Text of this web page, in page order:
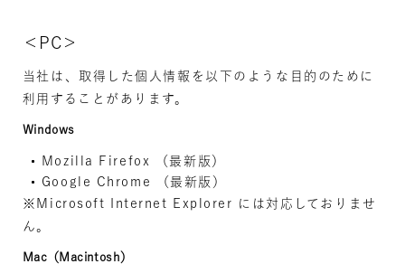
＜PC＞
当社は、取得した個人情報を以下のような目的のために
利用することがあります。
Windows
Mozilla Firefox （最新版）
Google Chrome （最新版）
※Microsoft Internet Explorer には対応しておりませ
ん。
Mac（Macintosh）